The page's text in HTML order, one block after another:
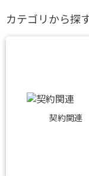
カテゴリから探
契約関連